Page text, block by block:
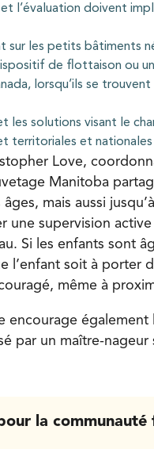
et l’évaluation doivent
sur les petits bâtiments
de flottaison ou
lorsqu’ils se
les solutions visant le
territoriales et
Love,
Manitoba
âges, mais aussi
une supervision
Si les enfants sont
l’enfant soit à porter
même à
encourage
par un maître-
la